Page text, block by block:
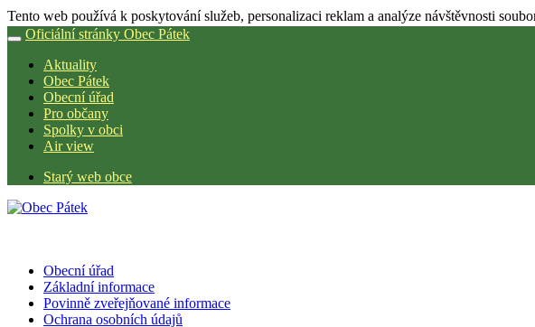
Tento web používá k poskytování služeb, personalizaci reklam a analýze návštěvnosti
Oficiální stránky Obec Pátek
Aktuality
Obec Pátek
Obecní úřad
Pro občany
Spolky v obci
Air view
Starý web obce
Obecní úřad
Základní informace
Povinně zveřejňované informace
Ochrana osobních údajů